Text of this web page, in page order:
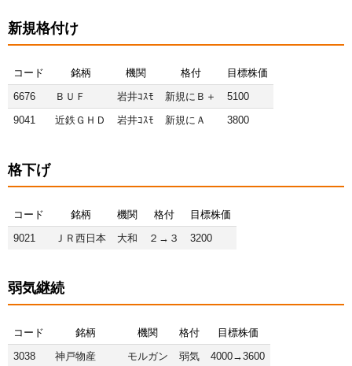
新規格付け
コード 銘柄 機関 格付
目標株価
6676
ＢＵＦ 岩井ｺｽﾓ 新規にＢ＋
5100
9041
近鉄ＧＨＤ 岩井ｺｽﾓ 新規にＡ 3800
格下げ
コード 銘柄 機関 格付
目標株価
9021
ＪＲ西日本 大和 ２→３ 3200
弱気継続
コード 銘柄 機関 格付
目標株価
3038
神戸物産 モルガン 弱気
4000→3600